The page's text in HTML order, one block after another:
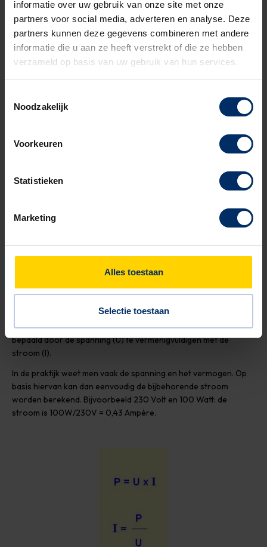
informatie over uw gebruik van onze site met onze
partners voor social media, adverteren en analyse. Deze
partners kunnen deze gegevens combineren met andere
informatie die u aan ze heeft verstrekt of die ze hebben
verzameld op basis van uw gebruik van hun services.
Noodzakelijk
Voorkeuren
Statistieken
Marketing
Alles toestaan
Selectie toestaan
Vermogen
De hoeveelheid stroom die door de lamp loopt levert in
combinatie met de spanning het vermogen van de lamp op:
met P
Wanneer er vanuit wordt gegaan dat er geen zelfinducties en/of
condensatoren in het spel zijn dan kan het vermogen worden
bepaald door de spanning (U) te vermenigvuldigen met de
stroom (I).
In de praktijk weet men vaak de spanning en het vermogen. Op
basis hiervan kan dan eenvoudig de bijbehorende stroom
worden berekend. Bijvoorbeeld 230 Volt en 100 Watt: de
stroom is 100W/230V = 0,43 Ampère.